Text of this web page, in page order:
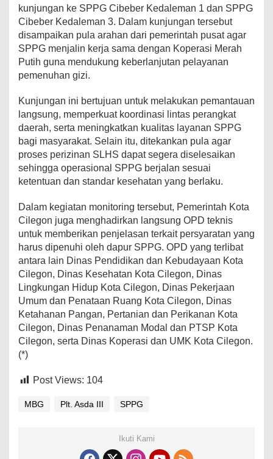
kunjungan ke SPPG Cibeber Kedaleman 1 dan SPPG
Cibeber Kedaleman 3. Dalam kunjungan tersebut
disampaikan pula arahan dari pemerintah pusat agar
SPPG menjalin kerja sama dengan Koperasi Merah
Putih guna mendukung keberlanjutan pelayanan
pemenuhan gizi.
Kunjungan ini bertujuan untuk melakukan pemantauan
langsung, memperkuat koordinasi lintas perangkat
daerah, serta meningkatkan kualitas layanan SPPG
bagi masyarakat. Selain itu, ditekankan pula agar
proses perizinan SLHS dapat segera diselesaikan
sehingga operasional SPPG berjalan sesuai
ketentuan dan standar kesehatan yang berlaku.
Dalam kegiatan monitoring tersebut, Pemerintah Kota
Cilegon juga menghadirkan langsung OPD teknis
untuk memberikan penjelasan terkait persyaratan yang
harus dipenuhi oleh dapur SPPG. OPD yang terlibat
antara lain Dinas Pendidikan dan Kebudayaan Kota
Cilegon, Dinas Kesehatan Kota Cilegon, Dinas
Lingkungan Hidup Kota Cilegon, Dinas Pekerjaan
Umum dan Penataan Ruang Kota Cilegon, Dinas
Ketahanan Pangan, Pertanian dan Perikanan Kota
Cilegon, Dinas Penanaman Modal dan PTSP Kota
Cilegon, serta Dinas Koperasi dan UMK Kota Cilegon.
(*)
Post Views: 104
MBG Plt. Asda III SPPG
Ikuti Kami